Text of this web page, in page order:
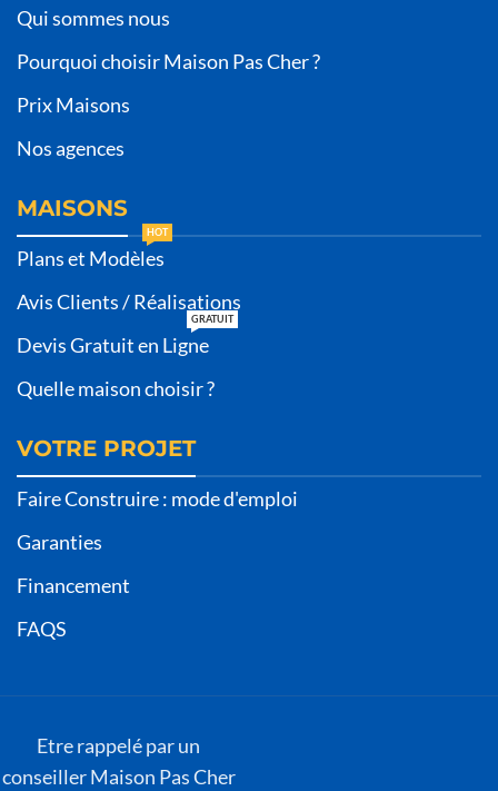
Qui sommes nous
Pourquoi choisir Maison Pas Cher ?
Prix Maisons
Nos agences
MAISONS
Plans et Modèles
HOT
Avis Clients / Réalisations
Devis Gratuit en Ligne
GRATUIT
Quelle maison choisir ?
VOTRE PROJET
Faire Construire : mode d'emploi
Garanties
Financement
FAQS
Etre rappelé par un
conseiller Maison Pas Cher